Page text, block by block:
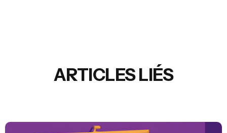
ARTICLES LIÉS